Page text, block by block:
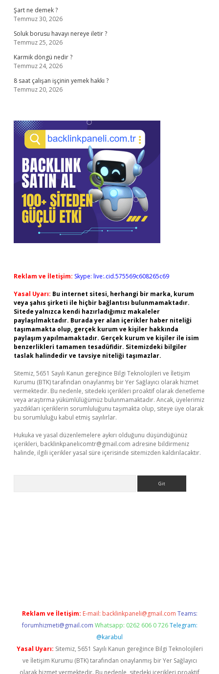
Şart ne demek ?
Temmuz 30, 2026
Soluk borusu havayı nereye iletir ?
Temmuz 25, 2026
Karmik döngü nedir ?
Temmuz 24, 2026
8 saat çalışan işçinin yemek hakkı ?
Temmuz 20, 2026
Reklam ve İletişim: Skype: live:.cid.575569c608265c69
Yasal Uyarı: Bu internet sitesi, herhangi bir marka, kurum
veya şahıs şirketi ile hiçbir bağlantısı bulunmamaktadır.
Sitede yalnızca kendi hazırladığımız makaleler
paylaşılmaktadır. Burada yer alan içerikler haber niteliği
taşımamakta olup, gerçek kurum ve kişiler hakkında
paylaşım yapılmamaktadır. Gerçek kurum ve kişiler ile isim
benzerlikleri tamamen tesadüfidir. Sitemizdeki bilgiler
taslak halindedir ve tavsiye niteliği taşımazlar.
Sitemiz, 5651 Sayılı Kanun gereğince Bilgi Teknolojileri ve İletişim
Kurumu (BTK) tarafından onaylanmış bir Yer Sağlayıcı olarak hizmet
vermektedir. Bu nedenle, sitedeki içerikleri proaktif olarak denetleme
veya araştırma yükümlülüğümüz bulunmamaktadır. Ancak, üyelerimiz
yazdıkları içeriklerin sorumluluğunu taşımakta olup, siteye üye olarak
bu sorumluluğu kabul etmiş sayılırlar.
Hukuka ve yasal düzenlemelere aykırı olduğunu düşündüğünüz
içerikleri, backlinkpanelicomtr@gmail.com adresine bildirmeniz
halinde, ilgili içerikler yasal süre içerisinde sitemizden kaldırılacaktır.
Reklam ve İletişim: E-mail: backlinkpaneli@gmail.com Teams:
forumhizmeti@gmail.com Whatsapp: 0262 606 0 726 Telegram:
@karabul
Yasal Uyarı: Sitemiz, 5651 Sayılı Kanun gereğince Bilgi Teknolojileri
ve İletişim Kurumu (BTK) tarafından onaylanmış bir Yer Sağlayıcı
olarak hizmet vermektedir. Bu nedenle, sitedeki içerikleri proaktif